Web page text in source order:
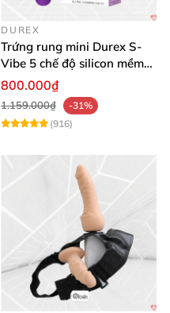
DUREX
Trứng rung mini Durex S-
Vibe 5 chế độ silicon mềm
mịn cao cấp
800.000₫
1.159.000₫
-31%
(916)